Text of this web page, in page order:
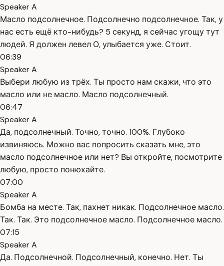
Speaker A
Масло подсолнечное. Подсолнечно подсолнечное. Так, у
нас есть ещё кто-нибудь? 5 секунд, я сейчас угощу тут
людей. Я должен левел О, улыбается уже. Стоит.
06:39
Speaker A
Выбери любую из трёх. Ты просто нам скажи, что это
масло или не масло. Масло подсолнечный.
06:47
Speaker A
Да, подсолнечный. Точно, точно. 100%. Глубоко
извиняюсь. Можно вас попросить сказать мне, это
масло подсолнечное или нет? Вы откройте, посмотрите
любую, просто понюхайте.
07:00
Speaker A
Бомба на месте. Так, пахнет никак. Подсолнечное масло.
Так. Так. Это подсолнечное масло. Подсолнечное масло.
07:15
Speaker A
Да. Подсолнечной. Подсолнечный, конечно. Нет. Ты